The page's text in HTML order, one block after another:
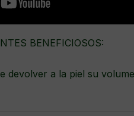
BENEFICIOSOS:
devolver a la piel su